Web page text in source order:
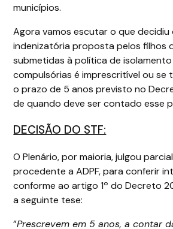
municípios.
Agora vamos escutar o que decidiu
indenizatória proposta pelos filhos
submetidas à política de
compulsórias é imprescritível ou se
o prazo de 5 anos previsto no
de quando deve ser contado esse
DECISÃO DO STF:
O Plenário, por maioria, julgou
procedente a ADPF, para conferir
conforme ao artigo 1º do Decreto
a seguinte tese:
”Prescrevem em 5 anos, a contar